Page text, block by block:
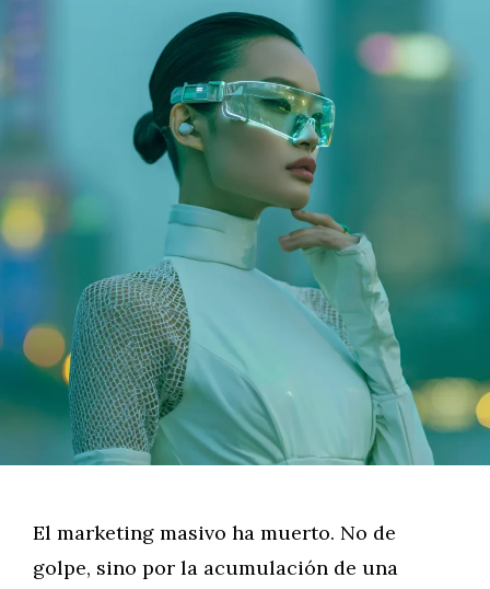
El marketing masivo ha muerto. No de
golpe, sino por la acumulación de una